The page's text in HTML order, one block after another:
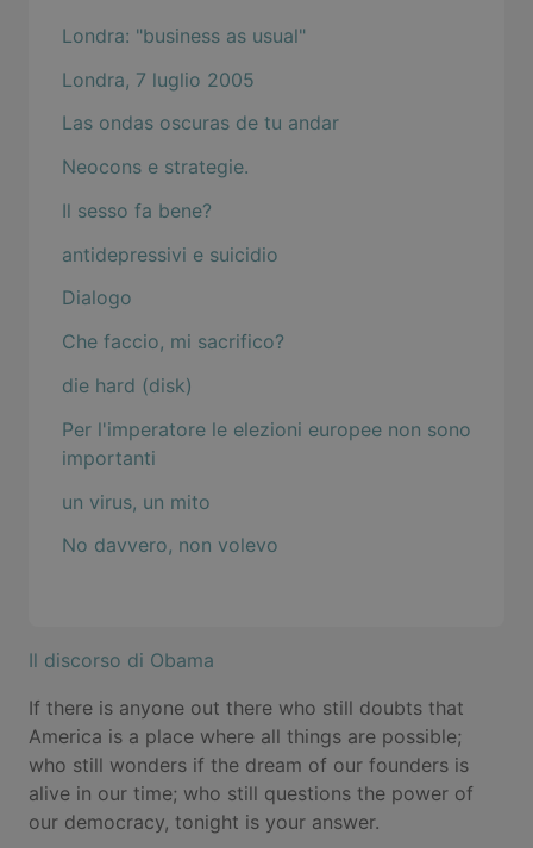
Londra: "business as usual"
Londra, 7 luglio 2005
Las ondas oscuras de tu andar
Neocons e strategie.
Il sesso fa bene?
antidepressivi e suicidio
Dialogo
Che faccio, mi sacrifico?
die hard (disk)
Per l'imperatore le elezioni europee non sono
importanti
un virus, un mito
No davvero, non volevo
Il discorso di Obama
If there is anyone out there who still doubts that
America is a place where all things are possible;
who still wonders if the dream of our founders is
alive in our time; who still questions the power of
our democracy, tonight is your answer.